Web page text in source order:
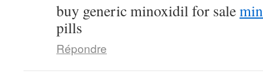
buy generic minoxidil for sale
pills
Répondre